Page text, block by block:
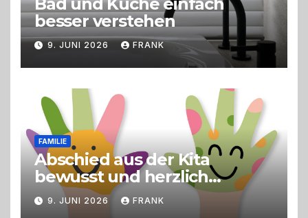
besser verstehen
9. JUNI 2026 FRANK
FAMILIE
Abschied aus der Kita
bewusst und herzlich
gestalten
9. JUNI 2026 FRANK